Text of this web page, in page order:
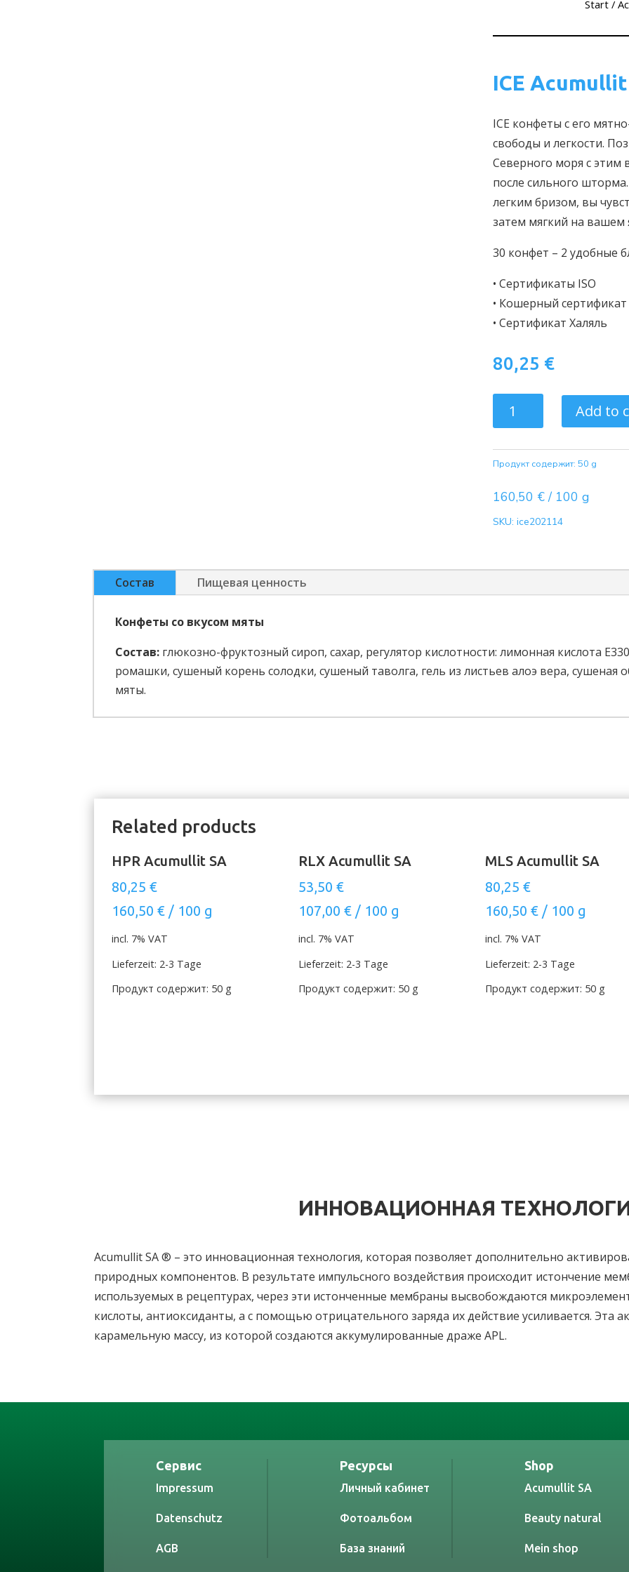
Start/
ICE
ICE конфеты с его
свободы и легкости.
Северного моря с этим
после сильного
легким бризом, вы
затем мягкий на вашем
30 конфет – 2 удобные
• Сертификаты ISO
• Кошерный сертификат
• Сертификат Халяль
80,25 €
Acumullit
quantity
Add to
Продукт содержит: 50 g
160,50 €/ 100 g
SKU: ice202114
Состав Пищевая ценность
Конфеты со вкусом мяты
Состав: глюкозно-фруктозный сироп, сахар, регулятор кислотности: лимонная кислота
ромашки, сушеный корень солодки, сушеный таволга, гель из листьев алоэ вера, сушеная
мяты.
Related products
HPR Acumullit SA
80,25€
160,50€ / 100 g
incl. 7% VAT
Lieferzeit: 2-3 Tage
Продукт содержит: 50 g
RLX Acumullit SA
53,50€
107,00€ / 100 g
incl. 7% VAT
Lieferzeit: 2-3 Tage
Продукт содержит: 50 g
MLS Acumullit SA
80,25€
160,50€ / 100 g
incl. 7% VAT
Lieferzeit: 2-3 Tage
Продукт содержит: 50 g
ИННОВАЦИОННАЯ
Acumullit SA ® – это инновационная технология, которая позволяет дополнительно
природных компонентов. В результате импульсного воздействия происходит истончение
используемых в рецептурах, через эти истонченные мембраны высвобождаются
кислоты, антиоксиданты, а с помощью отрицательного заряда их действие усиливается. Эта
карамельную массу, из которой создаются аккумулированные драже APL.
Сервис
Impressum
Datenschutz
AGB
Ресурсы
Личный кабинет
Фотоальбом
База знаний
Shop
Acumullit SA
Beauty natural
Mein shop